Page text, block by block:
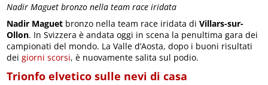
Nadir Maguet bronzo nella team race iridata
Nadir Maguet bronzo nella team race iridata diVillars-sur-
Ollon. In Svizzera è andata oggi in scena la penultima gara dei
campionati del mondo. La Valle d’Aosta, dopo i buoni risultati
deigiorni scorsi, è nuovamente salita sul podio.
Trionfo elvetico sulle nevi di casa